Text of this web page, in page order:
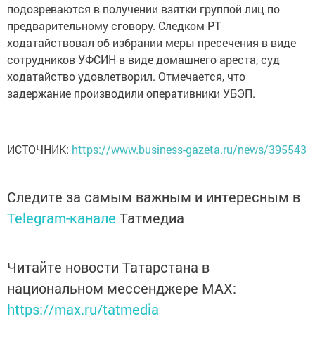
подозреваются в получении взятки группой лиц по
предварительному сговору. Следком РТ
ходатайствовал об избрании меры пресечения в виде
сотрудников УФСИН в виде домашнего ареста, суд
ходатайство удовлетворил. Отмечается, что
задержание производили оперативники УБЭП.
ИСТОЧНИК: https://www.business-gazeta.ru/news/395543
Следите за самым важным и интересным в
Telegram-канале Татмедиа
Читайте новости Татарстана в
национальном мессенджере MАХ:
https://max.ru/tatmedia